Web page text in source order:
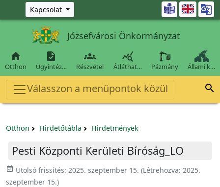
Ugrás a fő tartalomra
Kapcsolat 
Józsefvárosi Önkormányzat

Otthon

Ügyintéz…

Részvétel

Átláthat… Pázmány Állami k…
Válasszon a menüpontok közül 
Otthon Hirdetőtábla Hirdetmények
Pesti Központi Kerületi Bíróság_LO
event_available Utolsó frissítés: 2025. szeptember 15. (Létrehozva: 2025.
szeptember 15.)